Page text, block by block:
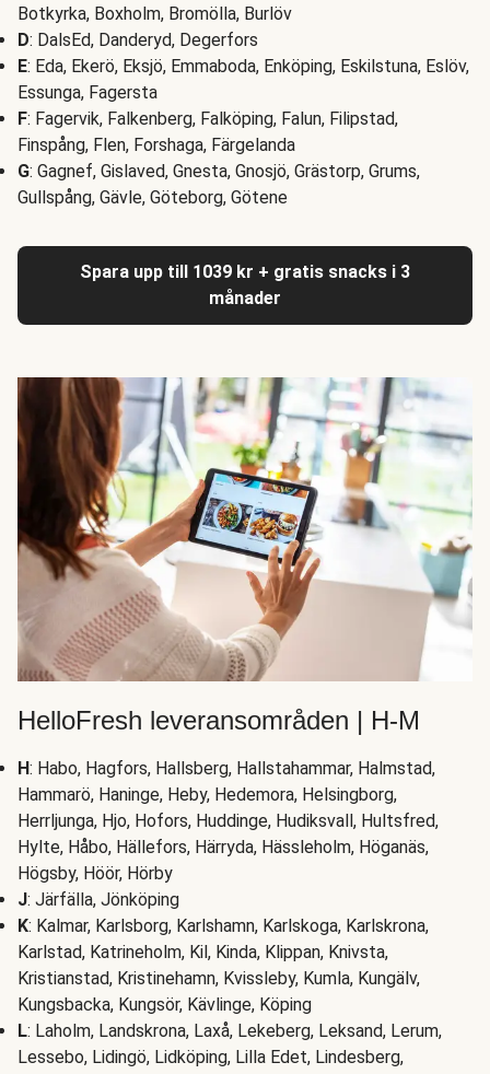
Botkyrka, Boxholm, Bromölla, Burlöv
D: DalsEd, Danderyd, Degerfors
E: Eda, Ekerö, Eksjö, Emmaboda, Enköping, Eskilstuna, Eslöv,
Essunga, Fagersta
F: Fagervik, Falkenberg, Falköping, Falun, Filipstad,
Finspång, Flen, Forshaga, Färgelanda
G: Gagnef, Gislaved, Gnesta, Gnosjö, Grästorp, Grums,
Gullspång, Gävle, Göteborg, Götene
Spara upp till 1039 kr + gratis snacks i 3
månader
HelloFresh leveransområden | H-M
H: Habo, Hagfors, Hallsberg, Hallstahammar, Halmstad,
Hammarö, Haninge, Heby, Hedemora, Helsingborg,
Herrljunga, Hjo, Hofors, Huddinge, Hudiksvall, Hultsfred,
Hylte, Håbo, Hällefors, Härryda, Hässleholm, Höganäs,
Högsby, Höör, Hörby
J: Järfälla, Jönköping
K: Kalmar, Karlsborg, Karlshamn, Karlskoga, Karlskrona,
Karlstad, Katrineholm, Kil, Kinda, Klippan, Knivsta,
Kristianstad, Kristinehamn, Kvissleby, Kumla, Kungälv,
Kungsbacka, Kungsör, Kävlinge, Köping
L: Laholm, Landskrona, Laxå, Lekeberg, Leksand, Lerum,
Lessebo, Lidingö, Lidköping, Lilla Edet, Lindesberg,